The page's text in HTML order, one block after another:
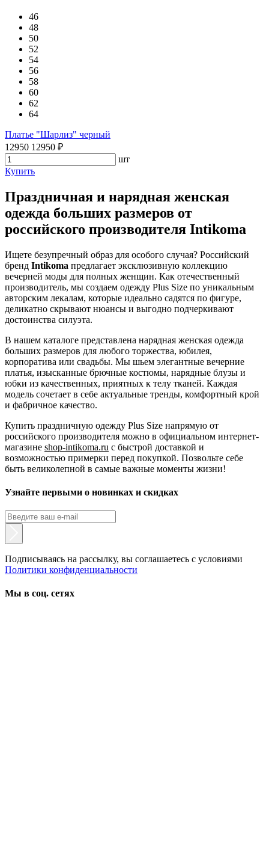
46
48
50
52
54
56
58
60
62
64
Платье "Шарлиз" черный
12950 12950 ₽
шт
Купить
Праздничная и нарядная женская
одежда больших размеров от
российского производителя Intikoma
Ищете безупречный образ для особого случая? Российский
бренд Intikoma предлагает эксклюзивную коллекцию
вечерней моды для полных женщин. Как отечественный
производитель, мы создаем одежду Plus Size по уникальным
авторским лекалам, которые идеально садятся по фигуре,
деликатно скрывают нюансы и выгодно подчеркивают
достоинства силуэта.
В нашем каталоге представлена нарядная женская одежда
больших размеров для любого торжества, юбилея,
корпоратива или свадьбы. Мы шьем элегантные вечерние
платья, изысканные брючные костюмы, нарядные блузы и
юбки из качественных, приятных к телу тканей. Каждая
модель сочетает в себе актуальные тренды, комфортный крой
и фабричное качество.
Купить праздничную одежду Plus Size напрямую от
российского производителя можно в официальном интернет-
магазине shop-intikoma.ru с быстрой доставкой и
возможностью примерки перед покупкой. Позвольте себе
быть великолепной в самые важные моменты жизни!
Узнайте первыми о новинках и скидках
Подписываясь на рассылку, вы соглашаетесь с условиями
Политики конфиденциальности
Мы в соц. сетях